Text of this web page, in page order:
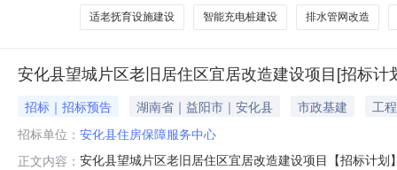
适老抚育设施建设 智能充电桩建设 排水管网改造
安化县望城片区老旧居住区宜居改造建设项目[招标计
招标｜招标预告 湖南省｜益阳市｜安化县 市政基建
工程
招标单位： 安化县住房保障服务中心
正文内容： 安化县望城片区老旧居住区宜居改造建设项目【招标计